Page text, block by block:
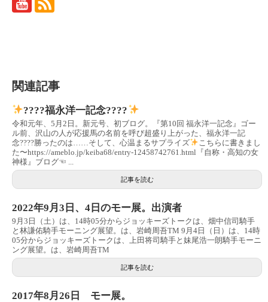
関連記事
????福永洋一記念????
令和元年、5月2日。新元号、初ブログ。『第10回 福永洋一記念』ゴー
ル前、沢山の人が応援馬の名前を呼び超盛り上がった、福永洋一記
念????勝ったのは……そして、心温まるサプライズ
こちらに書きまし
た〜https://ameblo.jp/keiba68/entry-12458742761.html『自称・高知の女
神様』ブログ☜ ...
記事を読む
2022年9月3日、4日のモー展。出演者
9月3日（土）は、14時05分からジョッキーズトークは、畑中信司騎手
と林謙佑騎手モーニング展望。は、岩崎周吾TM 9月4日（日）は、14時
05分からジョッキーズトークは、上田将司騎手と妹尾浩一朗騎手モーニ
ング展望。は、岩崎周吾TM
記事を読む
2017年8月26日 モー展。